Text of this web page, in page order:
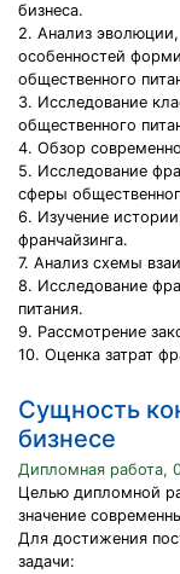
бизнеса.
2. Анализ
особенностей
общественного
3. Исследование
общественного
4. Обзор
5. Исследование
сферы
6. Изучение
франчайзинга.
7. Анализ схемы
8. Исследование
питания.
9. Рассмотрение
10. Оценка затрат
Сущность
бизнесе
Дипломная работа,
Целью дипломной
значение
Для достижения
задачи: